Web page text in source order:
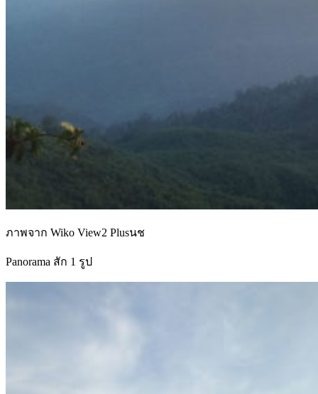
ภาพจาก Wiko View2 Plusนช
Panorama สัก 1 รูป